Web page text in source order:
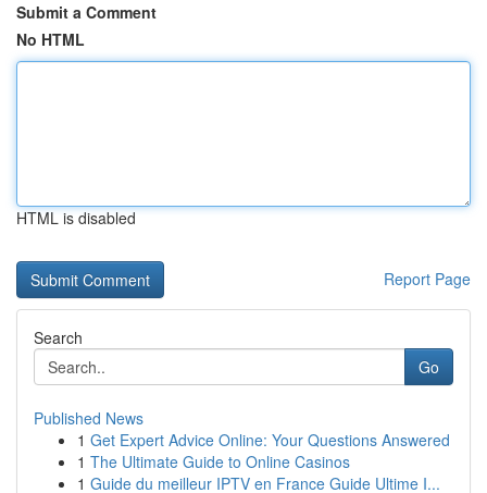
Submit a Comment
No HTML
HTML is disabled
Report Page
Search
Go
Published News
1 Get Expert Advice Online: Your Questions Answered
1 The Ultimate Guide to Online Casinos
1 Guide du meilleur IPTV en France Guide Ultime I...